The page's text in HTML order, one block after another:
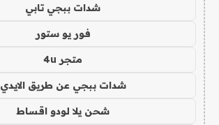
شدات ببجي تابي
فور يو ستور
متجر 4u
شدات ببجي عن طريق الايدي
شحن يلا لودو اقساط